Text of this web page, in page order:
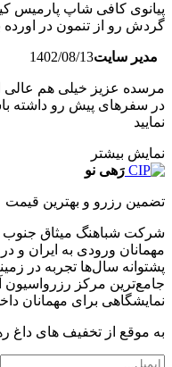
پیانوی کافی شاپ پارمیس
گردش رو از تنمون در اورده
مدیر سایت1402/08/13
مرسده عزیز خیلی هم عالی
در سفرهای پیش رو داشته
نمایید
نمایش بیشتر
رَهی نو
تضمین رزرو و بهترین قیمت
شرکت شباهنگ میثاق
مهمانان ورودی به ایران
پشتوانه سال‌ها تجربه در
جامع‌ترین مرکز رزرواسیون
نمایشگاهی برای مهمانان
به موقع از تخفیف های داغ